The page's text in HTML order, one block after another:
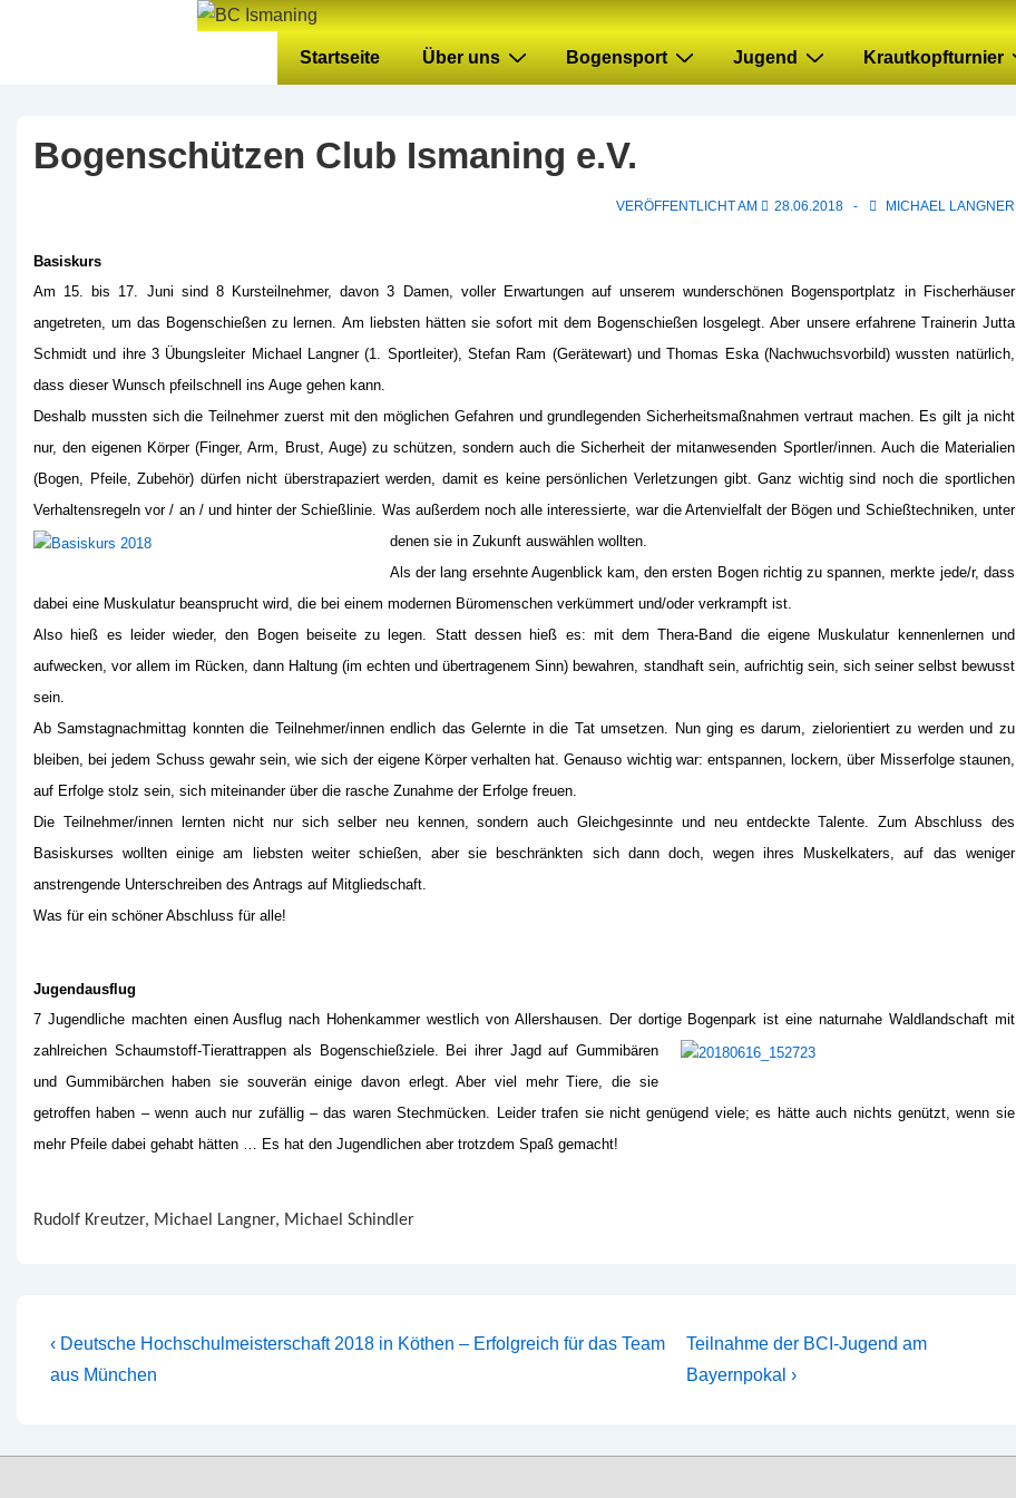
Hauptnavigation
Startseite Über uns Bogensport Jugend Krautkopfturnier
Bogenschützen Club Ismaning e.V.
VERÖFFENTLICHT AM 28.06.2018 MICHAEL LANGNER
Basiskurs
Am 15. bis 17. Juni sind 8 Kursteilnehmer, davon 3 Damen, voller Erwartungen auf unserem wunderschönen Bogensportplatz in Fischerhäuser
angetreten, um das Bogenschießen zu lernen. Am liebsten hätten sie sofort mit dem Bogenschießen losgelegt. Aber unsere erfahrene Trainerin Jutta
Schmidt und ihre 3 Übungsleiter Michael Langner (1. Sportleiter), Stefan Ram (Gerätewart) und Thomas Eska (Nachwuchsvorbild) wussten natürlich,
dass dieser Wunsch pfeilschnell ins Auge gehen kann.
Deshalb mussten sich die Teilnehmer zuerst mit den möglichen Gefahren und grundlegenden Sicherheitsmaßnahmen vertraut machen. Es gilt ja nicht
nur, den eigenen Körper (Finger, Arm, Brust, Auge) zu schützen, sondern auch die Sicherheit der mitanwesenden Sportler/innen. Auch die Materialien
(Bogen, Pfeile, Zubehör) dürfen nicht überstrapaziert werden, damit es keine persönlichen Verletzungen gibt. Ganz wichtig sind noch die sportlichen
Verhaltensregeln vor / an / und hinter der Schießlinie. Was außerdem noch alle interessierte, war die Artenvielfalt der Bögen und Schießtechniken, unter
denen sie in Zukunft auswählen wollten.
Als der lang ersehnte Augenblick kam, den ersten Bogen richtig zu spannen, merkte jede/r, dass
dabei eine Muskulatur beansprucht wird, die bei einem modernen Büromenschen verkümmert und/oder verkrampft ist.
Also hieß es leider wieder, den Bogen beiseite zu legen. Statt dessen hieß es: mit dem Thera-Band die eigene Muskulatur kennenlernen und
aufwecken, vor allem im Rücken, dann Haltung (im echten und übertragenem Sinn) bewahren, standhaft sein, aufrichtig sein, sich seiner selbst bewusst
sein.
Ab Samstagnachmittag konnten die Teilnehmer/innen endlich das Gelernte in die Tat umsetzen. Nun ging es darum, zielorientiert zu werden und zu
bleiben, bei jedem Schuss gewahr sein, wie sich der eigene Körper verhalten hat. Genauso wichtig war: entspannen, lockern, über Misserfolge staunen,
auf Erfolge stolz sein, sich miteinander über die rasche Zunahme der Erfolge freuen.
Die Teilnehmer/innen lernten nicht nur sich selber neu kennen, sondern auch Gleichgesinnte und neu entdeckte Talente. Zum Abschluss des
Basiskurses wollten einige am liebsten weiter schießen, aber sie beschränkten sich dann doch, wegen ihres Muskelkaters, auf das weniger
anstrengende Unterschreiben des Antrags auf Mitgliedschaft.
Was für ein schöner Abschluss für alle!
Jugendausflug
7 Jugendliche machten einen Ausflug nach Hohenkammer westlich von Allershausen. Der dortige Bogenpark ist eine naturnahe Waldlandschaft mit
zahlreichen Schaumstoff-Tierattrappen als
Bogenschießziele. Bei ihrer Jagd auf Gummibären
und Gummibärchen haben sie souverän einige davon erlegt. Aber viel mehr Tiere, die sie
getroffen haben – wenn auch nur zufällig – das waren Stechmücken. Leider trafen sie nicht genügend viele; es hätte auch nichts genützt, wenn sie
mehr Pfeile dabei gehabt hätten … Es hat den Jugendlichen aber trotzdem Spaß gemacht!
Rudolf Kreutzer, Michael Langner, Michael Schindler
Beitragsnavigation
Vorheriger
Beitrag
‹ Deutsche Hochschulmeisterschaft 2018 in Köthen – Erfolgreich für das Team
aus München
Nächster
Beitrag
Teilnahme der BCI-Jugend am
Bayernpokal ›